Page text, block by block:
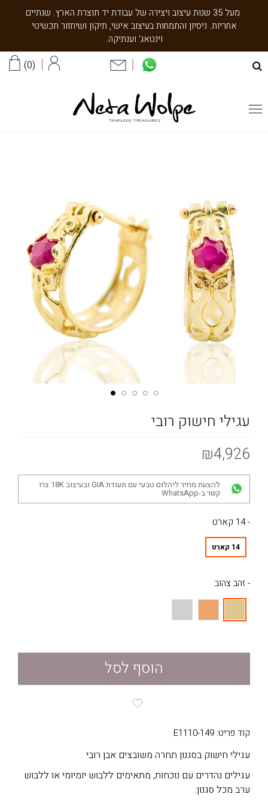
מעל 35 שנות עיצוב ויצירה של עבודת יד תוצרת הארץ. שנתיים
אחריות. ניסיון והתמחות בעיצוב אישי, תיקון ושיחזור תכשיטי
וינטאג' וענתיקה.
0
עגילי חישוק רובי
₪4,926
להצעת מחיר ליהלום טבעי עם תעודת GIA ובעיצוב 18K צרו
קשר ב-WhatsApp
- 14 קארט
14 קארט
- זהב צהוב
הוסף לסל
קוד פריט: E1110-149
עגילי חישוק בסגנון תחרה משובצים אבן רובי
עגילים נהדרים עם נוכחות, מתאימים ללבוש יומיומי או ללבוש
ערב מכל סגנון.